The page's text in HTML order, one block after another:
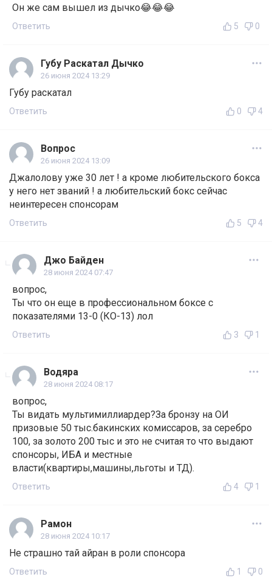
Он же сам вышел из дычко😂😂😂
Ответить 5 0
Губу Раскатал Дычко
26 июня 2024 13:29
Губу раскатал
Ответить 0 4
Вопрос
26 июня 2024 13:09
Джалолову уже 30 лет ! а кроме любительского бокса
у него нет званий ! а любительский бокс сейчас
неинтересен спонсорам
Ответить 5 4
Джо Байден
28 июня 2024 07:47
вопрос,
Ты что он еще в профессиональном боксе с
показателями 13-0 (КО-13) лол
Ответить 3 1
Водяра
28 июня 2024 08:17
вопрос,
Ты видать мультимиллиардер?За бронзу на ОИ
призовые 50 тыс.бакинских комиссаров, за серебро
100, за золото 200 тыс и это не считая то что выдают
спонсоры, ИБА и местные
власти(квартиры,машины,льготы и ТД).
Ответить 4 1
Рамон
28 июня 2024 10:17
Не страшно тай айран в роли спонсора
Ответить 1 0